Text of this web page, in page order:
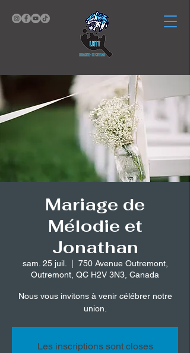
Mariage de
Mélodie et
Jonathan
sam. 25 juil.
750 Avenue Outremont,
Outremont, QC H2V 3N3, Canada
Nous vous invitons à venir célébrer notre
union.
Les inscriptions sont closes